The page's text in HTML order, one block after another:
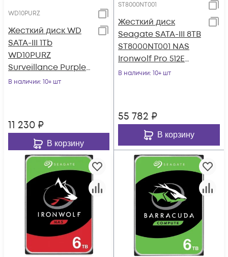
WD10PURZ
Жесткий диск WD
SATA-III 1Tb
WD10PURZ
Surveillance Purple
(5400rpm) 64Mb 3.5"
В наличии: 10+ шт
11 230 ₽
В корзину
ST8000NT001
Жесткий диск
Seagate SATA-III 8TB
ST8000NT001 NAS
Ironwolf Pro 512E
(7200rpm) 256Mb 3.5"
В наличии: 10+ шт
55 782 ₽
В корзину